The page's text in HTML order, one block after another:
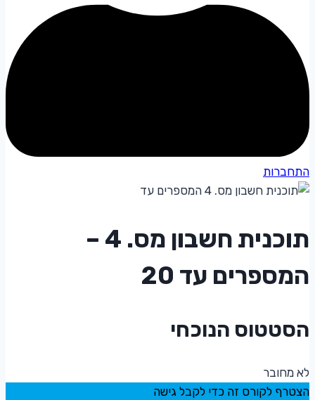
התחברות
תוכנית חשבון מס. 4 –
המספרים עד 20
הסטטוס הנוכחי
לא מחובר
הצטרף לקורס זה כדי לקבל גישה